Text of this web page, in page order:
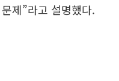
제”라고 설명했다.